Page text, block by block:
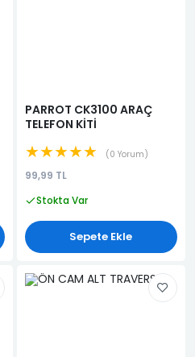
PARROT CK3100 ARAÇ
TELEFON KİTİ
★★★★★ 0 Yorum
99,99 TL
Stokta Var
Sepete Ekle